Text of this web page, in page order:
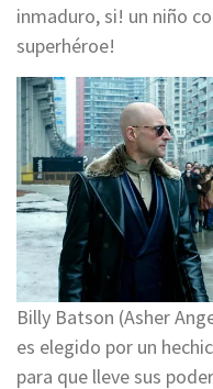
inmaduro, si! un niño
superhéroe!
Billy Batson (Asher
es elegido por un
para que lleve sus